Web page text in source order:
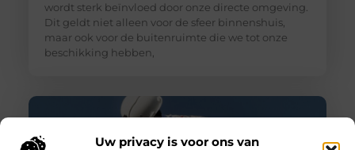
Uw privacy is voor ons van
wordt sterk beïnvloed door onze directe omgeving.
Dit geldt niet alleen voor de sfeer binnenshuis,
maar ook voor de buitenruimte die we tot onze
beschikking hebben,